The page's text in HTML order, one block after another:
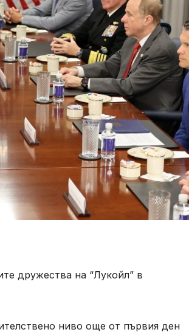
дружества на “Лукойл” в
ниво още от първия ден